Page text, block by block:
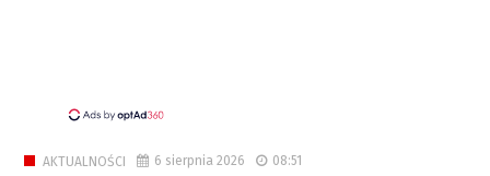
AKTUALNOŚCI 6 sierpnia 2026 08:51